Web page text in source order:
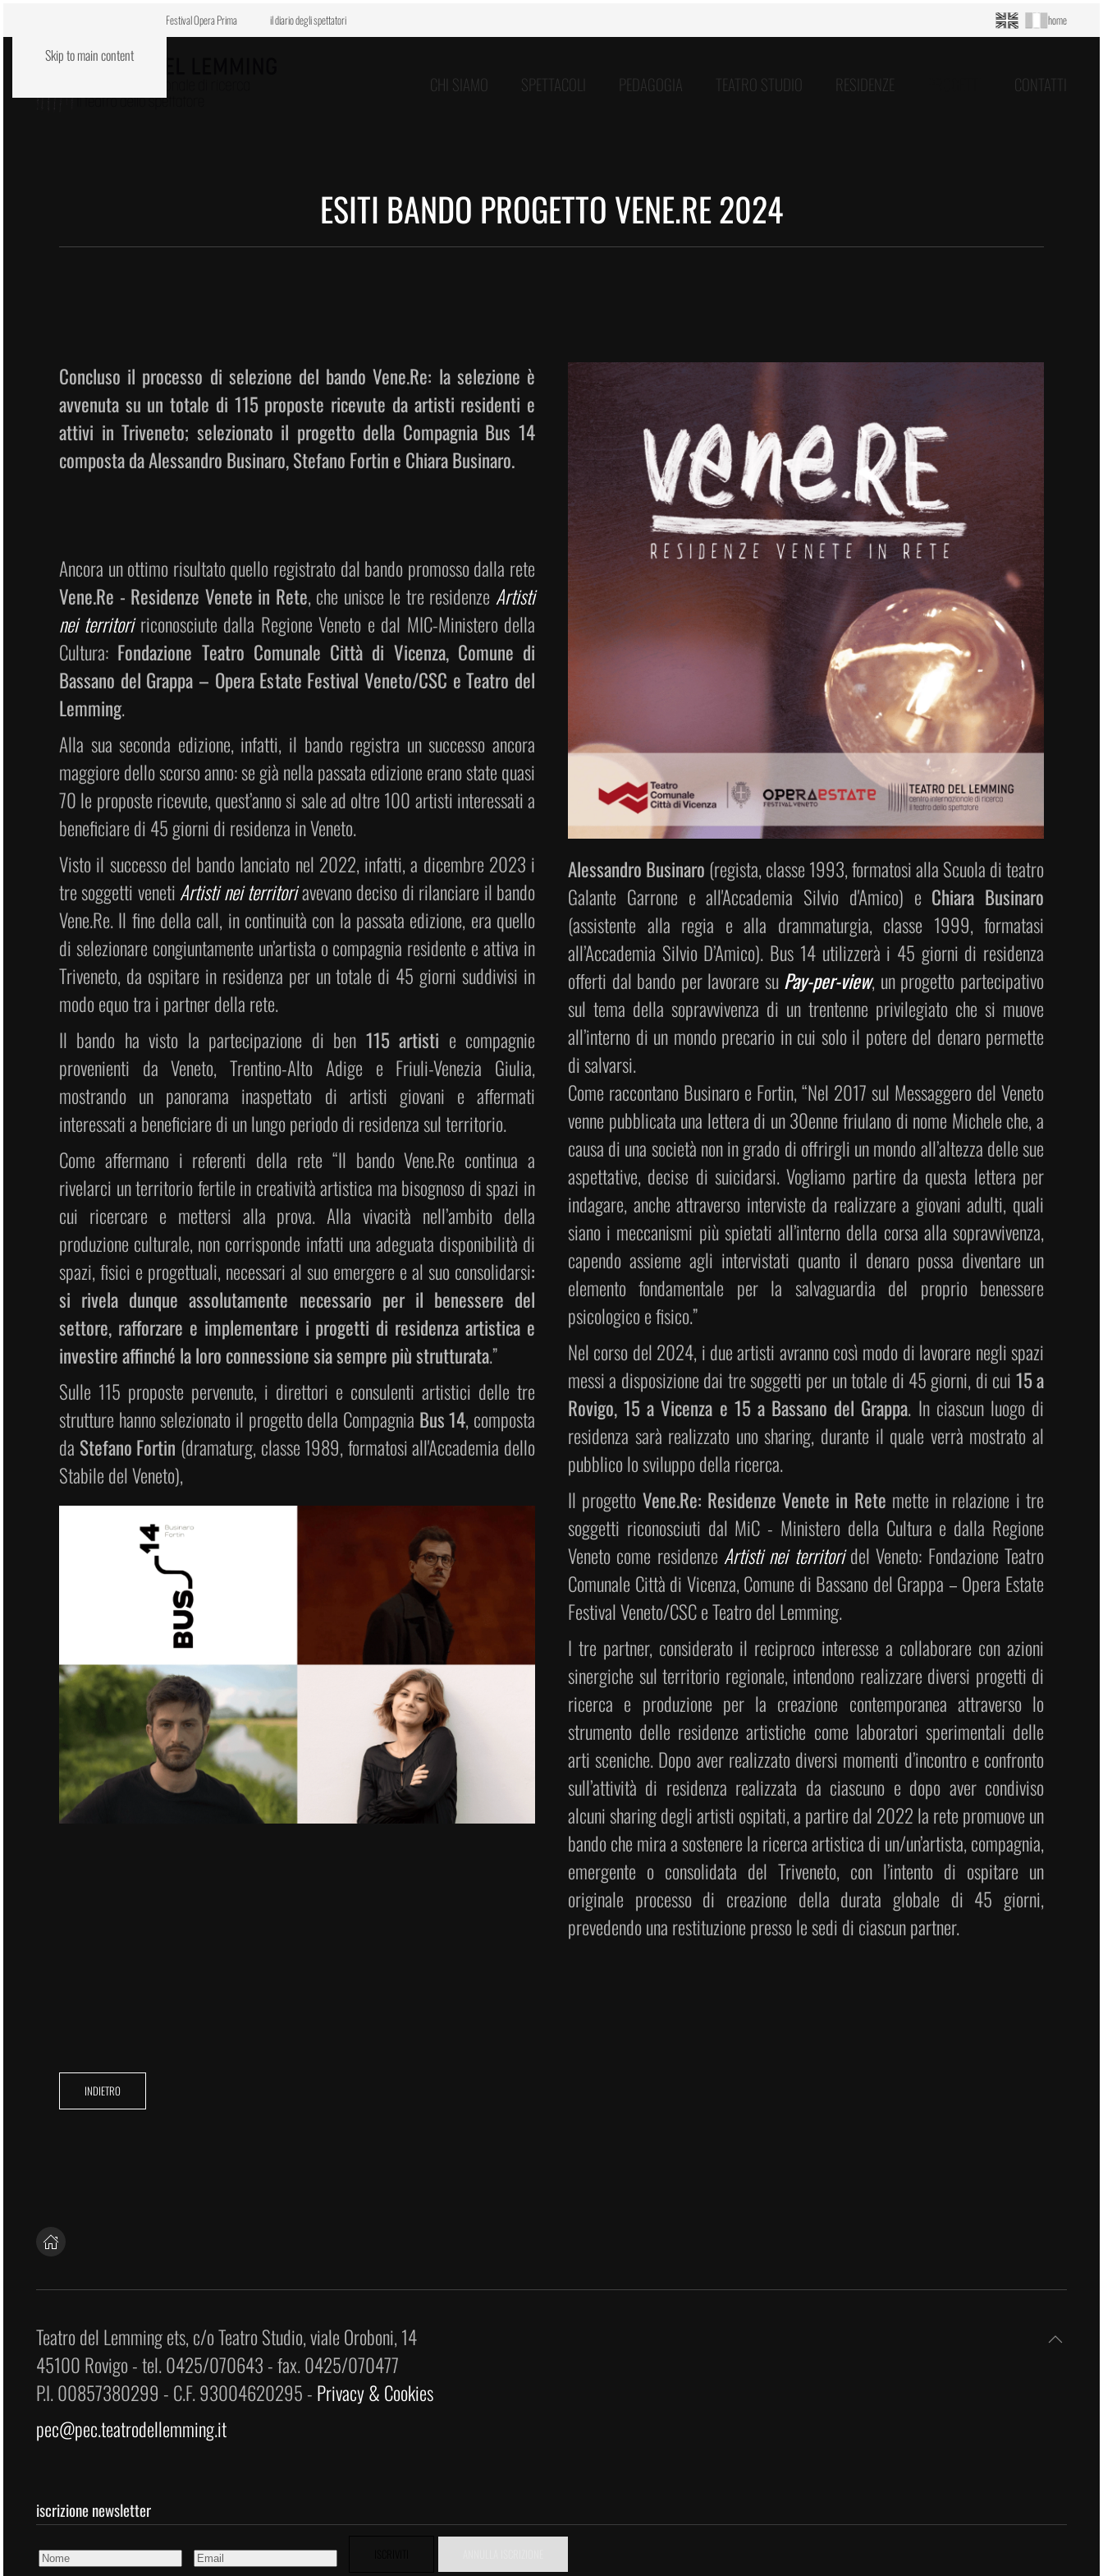
Skip to main content
Festival Opera Prima il diario degli spettatori home
CHI SIAMO SPETTACOLI PEDAGOGIA TEATRO STUDIO RESIDENZE CONTATTI
ESITI BANDO PROGETTO VENE.RE 2024
Concluso il processo di selezione del bando Vene.Re: la selezione è
avvenuta su un totale di 115 proposte ricevute da artisti residenti e
attivi in Triveneto; selezionato il progetto della Compagnia Bus 14
composta da Alessandro Businaro, Stefano Fortin e Chiara Businaro.
Ancora un ottimo risultato quello registrato dal bando promosso dalla rete
Vene.Re - Residenze Venete in Rete, che unisce le tre residenzeArtisti
nei territoririconosciute dalla Regione Veneto e dal MIC-Ministero della
Cultura: Fondazione Teatro Comunale Città di Vicenza, Comune di
Bassano del Grappa – Opera Estate Festival Veneto/CSC e Teatro del
Lemming.
Alla sua seconda edizione, infatti, il bando registra un successo ancora
maggiore dello scorso anno: se già nella passata edizione erano state quasi
70 le proposte ricevute, quest’anno si sale ad oltre 100 artisti interessati a
beneficiare di 45 giorni di residenza in Veneto.
Visto il successo del bando lanciato nel 2022, infatti, a dicembre 2023 i
tre soggetti venetiArtisti nei territoriavevano deciso di rilanciare il bando
Vene.Re. Il fine della call, in continuità con la passata edizione, era quello
di selezionare congiuntamente un’artista o compagnia residente e attiva in
Triveneto, da ospitare in residenza per un totale di 45 giorni suddivisi in
modo equo tra i partner della rete.
Il bando ha visto la partecipazione di ben 115 artisti e compagnie
provenienti da Veneto, Trentino-Alto Adige e Friuli-Venezia Giulia,
mostrando un panorama inaspettato di artisti giovani e affermati
interessati a beneficiare di un lungo periodo di residenza sul territorio.
Come affermano i referenti della rete “Il bando Vene.Re continua a
rivelarci un territorio fertile in creatività artistica ma bisognoso di spazi in
cui ricercare e mettersi alla prova. Alla vivacità nell’ambito della
produzione culturale, non corrisponde infatti una adeguata disponibilità di
spazi, fisici e progettuali, necessari al suo emergere e al suo consolidarsi:
si rivela dunque assolutamente necessario per il benessere del
settore, rafforzare e implementare i progetti di residenza artistica e
investire affinché la loro connessione sia sempre più strutturata.”
Sulle 115 proposte pervenute, i direttori e consulenti artistici delle tre
strutture hanno selezionato il progetto della Compagnia Bus 14, composta
da Stefano Fortin (dramaturg, classe 1989, formatosi all'Accademia dello
Stabile del Veneto),
Alessandro Businaro (regista, classe 1993, formatosi alla Scuola di teatro
Galante Garrone e all'Accademia Silvio d'Amico) e Chiara Businaro
(assistente alla regia e alla drammaturgia, classe 1999, formatasi
all’Accademia Silvio D’Amico). Bus 14 utilizzerà i 45 giorni di residenza
offerti dal bando per lavorare su Pay-per-view, un progetto partecipativo
sul tema della sopravvivenza di un trentenne privilegiato che si muove
all’interno di un mondo precario in cui solo il potere del denaro permette
di salvarsi.
Come raccontano Businaro e Fortin, “Nel 2017 sul Messaggero del Veneto
venne pubblicata una lettera di un 30enne friulano di nome Michele che, a
causa di una società non in grado di offrirgli un mondo all’altezza delle sue
aspettative, decise di suicidarsi. Vogliamo partire da questa lettera per
indagare, anche attraverso interviste da realizzare a giovani adulti, quali
siano i meccanismi più spietati all’interno della corsa alla sopravvivenza,
capendo assieme agli intervistati quanto il denaro possa diventare un
elemento fondamentale per la salvaguardia del proprio benessere
psicologico e fisico.”
Nel corso del 2024, i due artisti avranno così modo di lavorare negli spazi
messi a disposizione dai tre soggetti per un totale di 45 giorni, di cui 15 a
Rovigo, 15 a Vicenza e 15 a Bassano del Grappa. In ciascun luogo di
residenza sarà realizzato uno sharing, durante il quale verrà mostrato al
pubblico lo sviluppo della ricerca.
Il progetto Vene.Re: Residenze Venete in Rete mette in relazione i tre
soggetti riconosciuti dal MiC - Ministero della Cultura e dalla Regione
Veneto come residenze Artisti nei territoridel Veneto: Fondazione Teatro
Comunale Città di Vicenza, Comune di Bassano del Grappa – Opera Estate
Festival Veneto/CSC e Teatro del Lemming.
I tre partner, considerato il reciproco interesse a collaborare con azioni
sinergiche sul territorio regionale, intendono realizzare diversi progetti di
ricerca e produzione per la creazione contemporanea attraverso lo
strumento delle residenze artistiche come laboratori sperimentali delle
arti sceniche. Dopo aver realizzato diversi momenti d’incontro e confronto
sull’attività di residenza realizzata da ciascuno e dopo aver condiviso
alcuni sharing degli artisti ospitati, a partire dal 2022 la rete promuove un
bando che mira a sostenere la ricerca artistica di un/un’artista, compagnia,
emergente o consolidata del Triveneto, con l’intento di ospitare un
originale processo di creazione della durata globale di 45 giorni,
prevedendo una restituzione presso le sedi di ciascun partner.
INDIETRO
Teatro del Lemming ets, c/o Teatro Studio, viale Oroboni, 14
45100 Rovigo - tel. 0425/070643 - fax. 0425/070477
P.I. 00857380299 - C.F. 93004620295 - Privacy & Cookies
pec@pec.teatrodellemming.it
iscrizione newsletter